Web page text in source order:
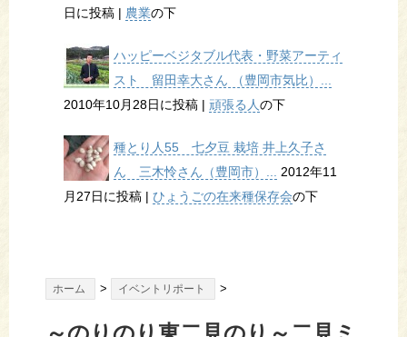
日に投稿 | 農業の下
ハッピーベジタブル代表・野菜アーティ
スト 留田幸大さん （豊岡市気比）...
2010年10月28日に投稿 | 頑張る人の下
種とり人55 七夕豆 栽培 井上久子さ
ん 三木怜さん（豊岡市）... 2012年11
月27日に投稿 | ひょうごの在来種保存会の下
ホーム > イベントリポート >